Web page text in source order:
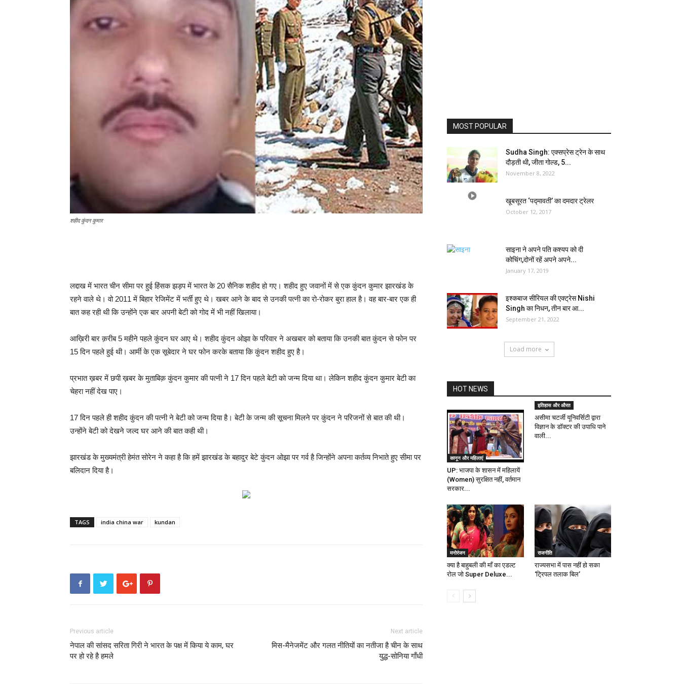
शहीद कुंदन कुमार
लद्दाख में भारत चीन सीमा पर हुई हिंसक झड़प में भारत के 20 सैनिक शहीद हो गए। शहीद हुए जवानों में से एक कुंदन कुमार झारखंड के
रहने वाले थे। वो 2011 में बिहार रेजिमेंट में भर्ती हुए थे। खबर आने के बाद से उनकी पत्नी का रो-रोकर बुरा हाल है। वह बार-बार एक ही
बात कह रही थी कि उन्होंने एक बार अपनी बेटी को गोद में भी नहीं खिलाया।
आख़िरी बार क़रीब 5 महीने पहले कुंदन घर आए थे। शहीद कुंदन ओझा के परिवार ने अखबार को बताया कि उनकी बात कुंदन से फोन पर
15 दिन पहले हुई थी। आर्मी के एक सूबेदार ने घर फोन करके बताया कि कुंदन शहीद हुए है।
प्रभात ख़बर में छपी ख़बर के मुताबिक़ कुंदन कुमार की पत्नी ने 17 दिन पहले बेटी को जन्म दिया था। लेकिन शहीद कुंदन कुमार बेटी का
चेहरा नहीं देख पाए।
17 दिन पहले ही शहीद कुंदन की पत्नी ने बेटी को जन्म दिया है। बेटी के जन्म की सूचना मिलने पर कुंदन ने परिजनों से बात की थी।
उन्होंने बेटी को देखने जल्द घर आने की बात कही थी।
झारखंड के मुख्यमंत्री हेमंत सोरेन ने कहा है कि हमें झारखंड के बहादुर बेटे कुंदन ओझा पर गर्व है जिन्होंने अपना कर्तव्य निभाते हुए सीमा पर
बलिदान दिया है।
TAGS india china war kundan
Previous article
नेपाल की सांसद सरिता गिरी ने भारत के पक्ष में किया ये काम, घर
पर हो रहे है हमले
Next article
मिस-मैनेजमेंट और गलत नीतियों का नतीजा है चीन के साथ
युद्ध-सोनिया गाँधी
MOST POPULAR
Sudha Singh: एक्सप्रेस ट्रेन के साथ
दौड़ती थी, जीता गोल्ड, 5...
November 8, 2022
खूबसूरत ‘पद्मावती’ का दमदार ट्रेलर
October 12, 2017
साइना ने अपने पति कश्यप को दी
कोचिंग,दोनों रहें अपने अपने...
January 17, 2019
इश्कबाज सीरियल की एक्ट्रेस Nishi
Singh का निधन, तीन बार आ...
September 21, 2022
Load more
HOT NEWS
कानून और महिलाएं
UP: भाजपा के शासन में महिलायें
(Women) सुरक्षित नहीं, वर्तमान
सरकार...
इतिहास और औरत
असीमा चटर्जी यूनिवर्सिटी द्वारा
विज्ञान के डॉक्टर की उपाधि पाने
वाली...
मनोरंजन
क्या है बाहुबली की माँ का एडल्ट
रोल जो Super Deluxe...
राजनीति
राज्यसभा में पास नहीं हो सका
‘ट्रिपल तलाक बिल’